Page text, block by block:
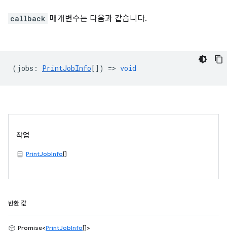
callback 매개변수는 다음과 같습니다.
( jobs : PrintJobInfo[]) => void
작업
PrintJobInfo[]
반환 값
Promise<PrintJobInfo[]>